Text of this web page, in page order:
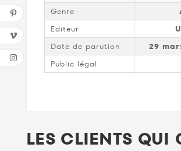
Genre
Editeur
Date de parution
29
Public légal
LES CLIENTS QUI